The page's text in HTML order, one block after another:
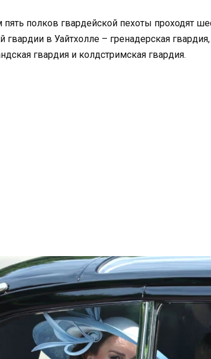
пять полков гвардейской пехоты проходят
гвардии в Уайтхолле – гренадерская
гвардия и колдстримская гвардия.